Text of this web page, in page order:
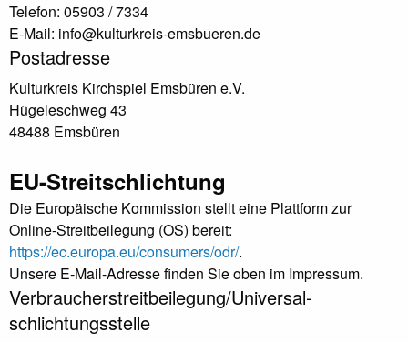
Telefon: 05903 / 7334
E-Mail: info@kulturkreis-emsbueren.de
Postadresse
Kulturkreis Kirchspiel Emsbüren e.V.
Hügeleschweg 43
48488 Emsbüren
EU-Streitschlichtung
Die Europäische Kommission stellt eine Plattform zur
Online-Streitbeilegung (OS) bereit:
https://ec.europa.eu/consumers/odr/.
Unsere E-Mail-Adresse finden Sie oben im Impressum.
Verbraucher­streit­beilegung/Universal­
schlichtungs­stelle